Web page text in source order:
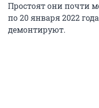
Простоят они почти
по 20 января 2022
демонтируют.